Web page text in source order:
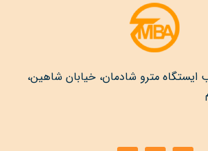
ایستگاه مترو شادمان، خیابان شاهین،